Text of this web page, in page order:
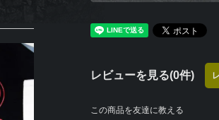
レビューを見る(0件)
この商品を友達に教える